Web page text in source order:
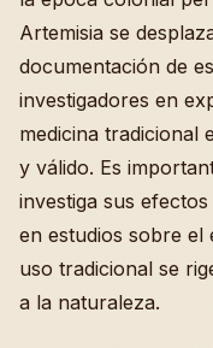
Artemisia se
documentación de
investigadores en
medicina tradicional
y válido. Es
investiga sus
en estudios sobre el
uso tradicional se
a la naturaleza.